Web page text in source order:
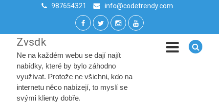
987654321 info@codetrendy.com
Zvsdk
Ne na každém webu se dají najít
nabídky, které by bylo záhodno
využívat. Protože ne všichni, kdo na
internetu něco nabízejí, to myslí se
svými klienty dobře.